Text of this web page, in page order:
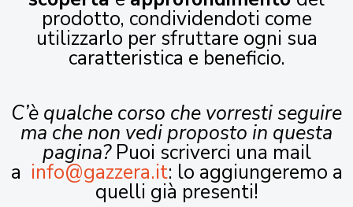
prodotto, condividendoti come
utilizzarlo per sfruttare ogni sua
caratteristica e beneficio.
C’è qualche corso che vorresti seguire
ma che non vedi proposto in questa
pagina?Puoi scriverci una mail
a info@gazzera.it: lo aggiungeremo a
quelli già presenti!